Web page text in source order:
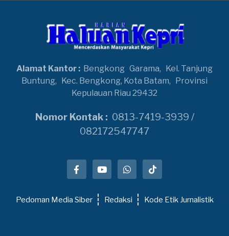
Alamat Kantor : Bengkong Garama,
Kel. Tanjung
Buntung,
Kec. Bengkong, Kota Batam,
Provinsi
Kepulauan Riau 29432
Nomor Kontak : 0813-7419-3939 /
082172547747
Pedoman Media Siber Redaksi Kode Etik Jurnalistik